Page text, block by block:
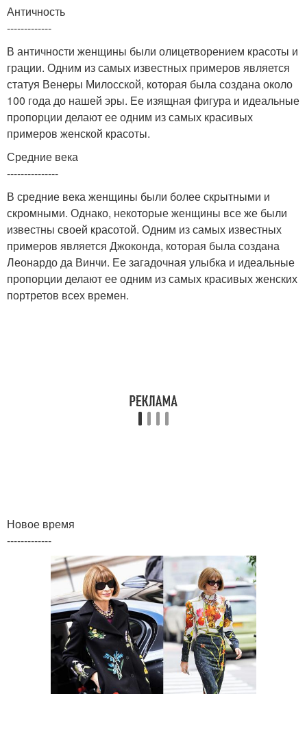
Античность
-------------
В античности женщины были олицетворением красоты и
грации. Одним из самых известных примеров является
статуя Венеры Милосской, которая была создана около
100 года до нашей эры. Ее изящная фигура и идеальные
пропорции делают ее одним из самых красивых
примеров женской красоты.
Средние века
---------------
В средние века женщины были более скрытными и
скромными. Однако, некоторые женщины все же были
известны своей красотой. Одним из самых известных
примеров является Джоконда, которая была создана
Леонардо да Винчи. Ее загадочная улыбка и идеальные
пропорции делают ее одним из самых красивых женских
портретов всех времен.
Новое время
-------------